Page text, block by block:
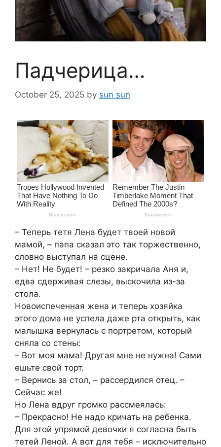
Падчерица…
October 25, 2025 by sun sun
– Теперь тетя Лена будет твоей новой
мамой, – папа сказал это так торжественно,
словно выступал на сцене.
– Нет! Не будет! – резко закричала Аня и,
едва сдерживая слезы, выскочила из-за
стола.
Новоиспеченная жена и теперь хозяйка
этого дома не успела даже рта открыть, как
малышка вернулась с портретом, который
сняла со стены:
– Вот моя мама! Другая мне не нужна! Сами
ешьте свой торт.
– Вернись за стол, – рассердился отец. –
Сейчас же!
Но Лена вдруг громко рассмеялась:
– Прекрасно! Не надо кричать на ребенка.
Для этой упрямой девочки я согласна быть
тетей Леной. А вот для тебя – исключительно